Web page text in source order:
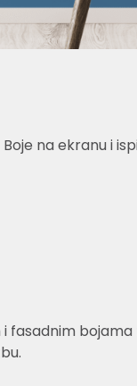
na ekranu i
fasadnim